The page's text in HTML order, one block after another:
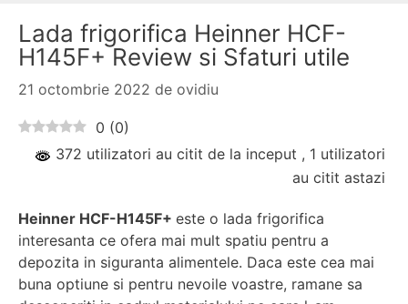
Lada frigorifica Heinner HCF-
H145F+ Review si Sfaturi utile
21 octombrie 2022 de ovidiu
0 (0)
372 utilizatori au citit de la inceput , 1 utilizatori
au citit astazi
Heinner HCF-H145F+ este o lada frigorifica
interesanta ce ofera mai mult spatiu pentru a
depozita in siguranta alimentele. Daca este cea mai
buna optiune si pentru nevoile voastre, ramane sa